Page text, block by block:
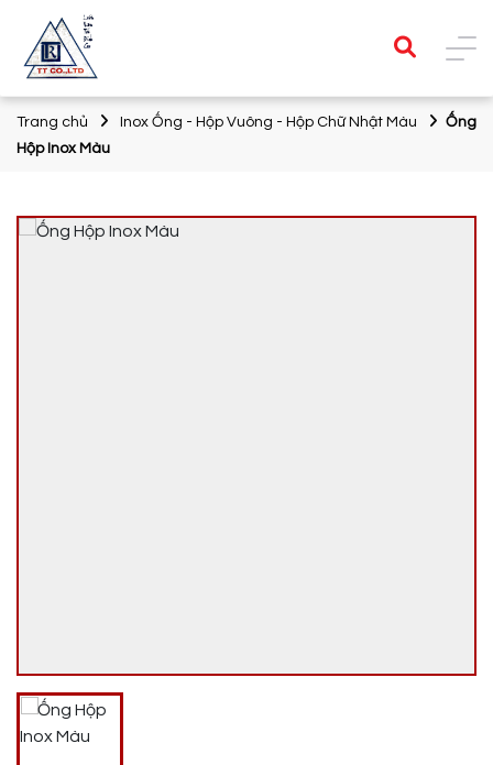
Trang chủ Inox Ống - Hộp Vuông - Hộp Chữ Nhật Màu
Ống
Hộp Inox Màu